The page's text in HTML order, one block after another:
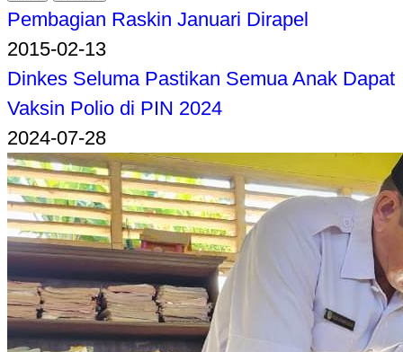
Pembagian Raskin Januari Dirapel
2015-02-13
Dinkes Seluma Pastikan Semua Anak Dapat
Vaksin Polio di PIN 2024
2024-07-28